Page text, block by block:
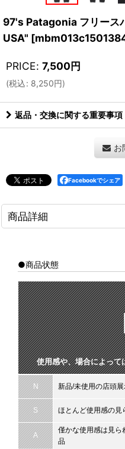
97's Patagonia フリース
USA" [
PRICE: 7,500円
(税込: 8,250円)
返品・交換に関する重要事項
お
Facebookでシェア
商品詳細
●商品状態
使用感や、場合によって
N 新品/未使用の店頭
S ほとんど使用感の見
A
僅かな使用感は見ら
品